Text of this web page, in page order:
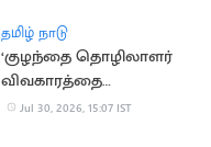
தமிழ் நாடு
‘குழந்தை தொழிலாளர்
விவகாரத்தை
கண்காணிக்க சிறப்பு
Jul 30, 2026, 15:07 IST